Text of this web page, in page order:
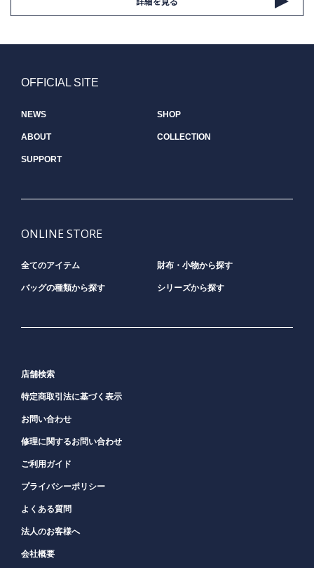
OFFICIAL SITE
NEWS SHOP
ABOUT COLLECTION
SUPPORT
ONLINE STORE
全てのアイテム 財布・小物から探す
バッグの種類から探す シリーズから探す
店舗検索
特定商取引法に基づく表示
お問い合わせ
修理に関するお問い合わせ
ご利用ガイド
プライバシーポリシー
よくある質問
法人のお客様へ
会社概要